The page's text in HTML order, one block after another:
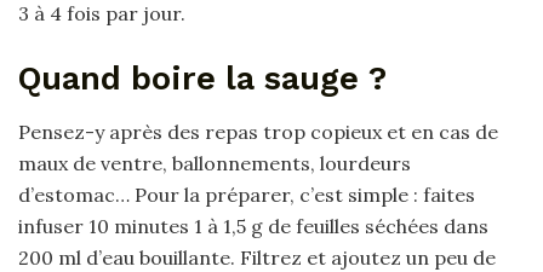
3 à 4 fois par jour.
Quand boire la sauge ?
Pensez-y après des repas trop copieux et en cas de
maux de ventre, ballonnements, lourdeurs
d’estomac… Pour la préparer, c’est simple : faites
infuser 10 minutes 1 à 1,5 g de feuilles séchées dans
200 ml d’eau bouillante. Filtrez et ajoutez un peu de